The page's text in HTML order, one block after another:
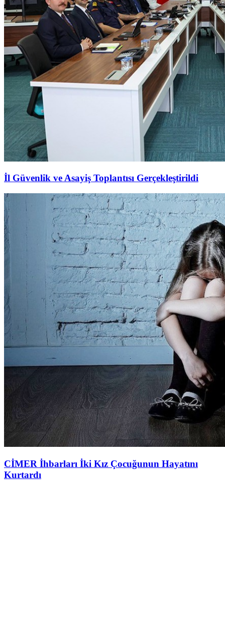
İl Güvenlik ve Asayiş Toplantısı Gerçekleştirildi
CİMER İhbarları İki Kız Çocuğunun Hayatını
Kurtardı